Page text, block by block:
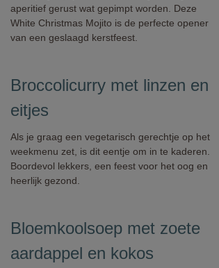
aperitief gerust wat gepimpt worden. Deze
White Christmas Mojito is de perfecte opener
van een geslaagd kerstfeest.
Broccolicurry met linzen en
eitjes
Als je graag een vegetarisch gerechtje op het
weekmenu zet, is dit eentje om in te kaderen.
Boordevol lekkers, een feest voor het oog en
heerlijk gezond.
Bloemkoolsoep met zoete
aardappel en kokos